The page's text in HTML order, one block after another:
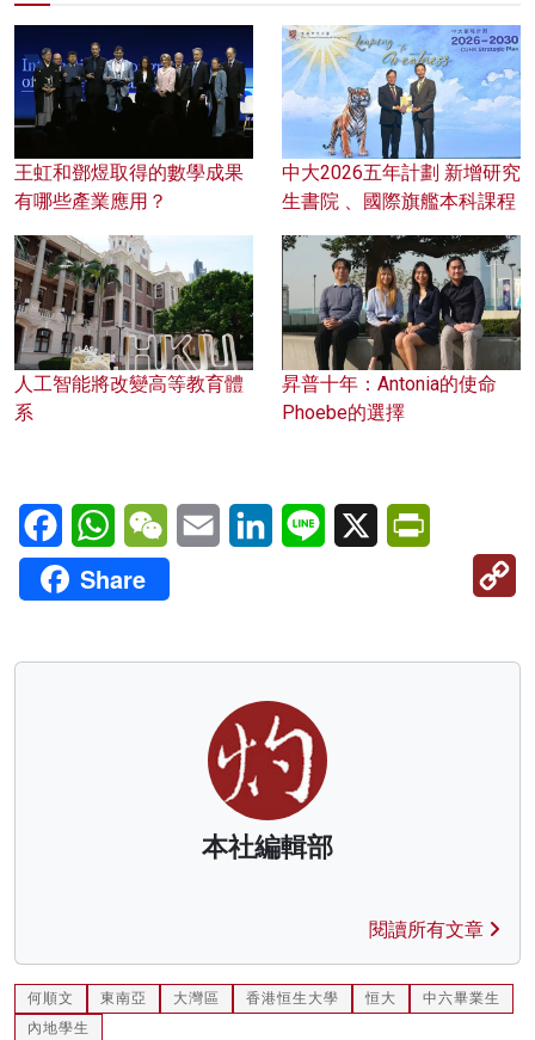
王虹和鄧煜取得的數學成果
有哪些產業應用？
中大2026五年計劃 新增研究
生書院 、國際旗艦本科課程
人工智能將改變高等教育體
系
昇普十年：Antonia的使命
Phoebe的選擇
FacebookWhatsAppWeChatEmail LinkedInLine X
Share
本社編輯部
閱讀所有文章
何順文 東南亞 大灣區 香港恒生大學 恒大
中六畢業生
內地學生